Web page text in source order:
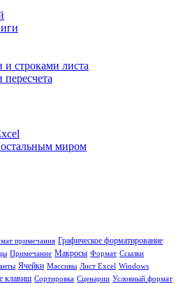
и строками листа
миром
примечания Графическое форматирование
Примечание Макросы Формат Ссылки
Ячейки Массивы Лист Excel Windows
клавиш Сортировка Сценарии Условный формат